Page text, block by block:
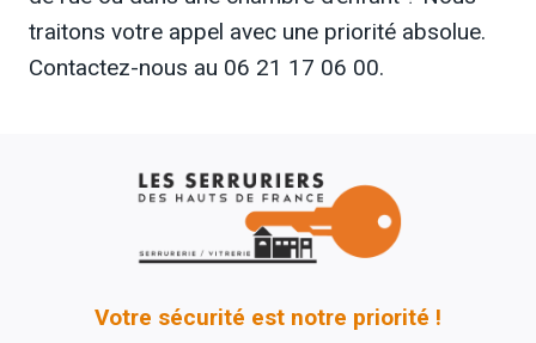
traitons votre appel avec une priorité absolue.
Contactez-nous au 06 21 17 06 00.
Votre sécurité est notre priorité !